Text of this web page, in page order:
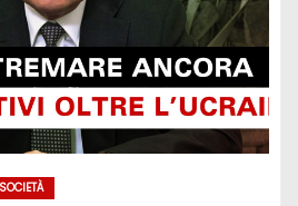
SOCIETÀ